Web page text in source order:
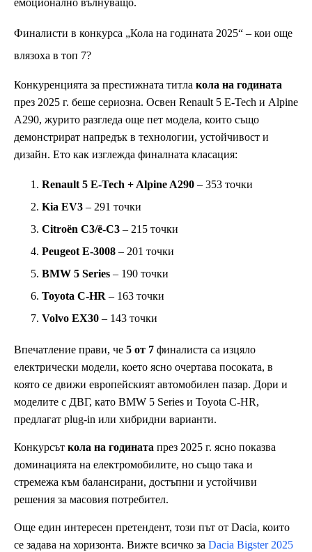
емоционално вълнуващо.
Финалисти в конкурса „Кола на годината 2025“ – кои още
влязоха в топ 7?
Конкуренцията за престижната титла кола на годината
през 2025 г. беше сериозна. Освен Renault 5 E-Tech и Alpine
A290, журито разгледа още пет модела, които също
демонстрират напредък в технологии, устойчивост и
дизайн. Ето как изглежда финалната класация:
Renault 5 E-Tech + Alpine A290 – 353 точки
Kia EV3 – 291 точки
Citroën C3/ë-C3 – 215 точки
Peugeot E-3008 – 201 точки
BMW 5 Series – 190 точки
Toyota C-HR – 163 точки
Volvo EX30 – 143 точки
Впечатление прави, че 5 от 7 финалиста са изцяло
електрически модели, което ясно очертава посоката, в
която се движи европейският автомобилен пазар. Дори и
моделите с ДВГ, като BMW 5 Series и Toyota C-HR,
предлагат plug-in или хибридни варианти.
Конкурсът кола на годината през 2025 г. ясно показва
доминацията на електромобилите, но също така и
стремежа към балансирани, достъпни и устойчиви
решения за масовия потребител.
Още един интересен претендент, този път от Dacia, които
се задава на хоризонта. Вижте всичко за Dacia Bigster 2025